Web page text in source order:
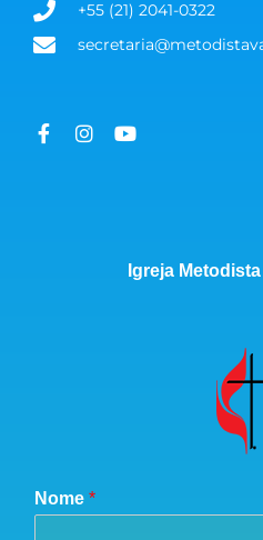
+55 (21) 2041-0322
Igreja
Nome *